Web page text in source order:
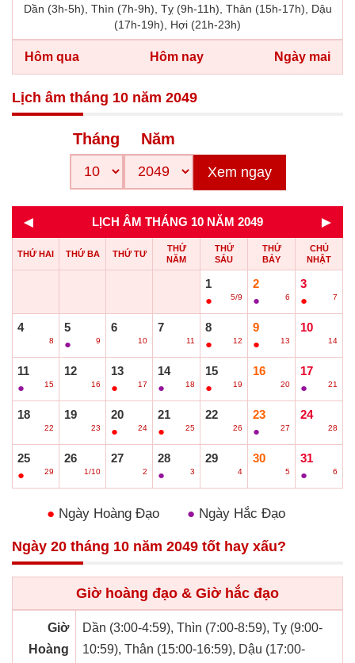
Dần (3h-5h), Thìn (7h-9h), Tỵ (9h-11h), Thân (15h-17h), Dậu
(17h-19h), Hợi (21h-23h)
Hôm qua Hôm nay Ngày mai
Lịch âm tháng 10 năm 2049
Tháng Năm
Xem ngay
◄ LỊCH ÂM THÁNG 10 NĂM 2049 ►
THỨ HAI THỨ BA THỨ TƯ
THỨ
NĂM
THỨ
SÁU
THỨ
BẢY
CHỦ
NHẬT
1
●
5/9
2
●
6
3
●
7
4
8
5
●
9
6
10
7
11
8
●
12
9
●
13
10
14
11
●
15
12
16
13
●
17
14
●
18
15
●
19
16
20
17
●
21
18
22
19
23
20
●
24
21
●
25
22
26
23
●
27
24
28
25
●
29
26
1/10
27
2
28
●
3
29
4
30
5
31
●
6
● Ngày Hoàng Đạo ● Ngày Hắc Đạo
Ngày 20 tháng 10 năm 2049 tốt hay xấu?
Giờ hoàng đạo & Giờ hắc đạo
Giờ
Hoàng
Dần (3:00-4:59), Thìn (7:00-8:59), Tỵ (9:00-
10:59), Thân (15:00-16:59), Dậu (17:00-